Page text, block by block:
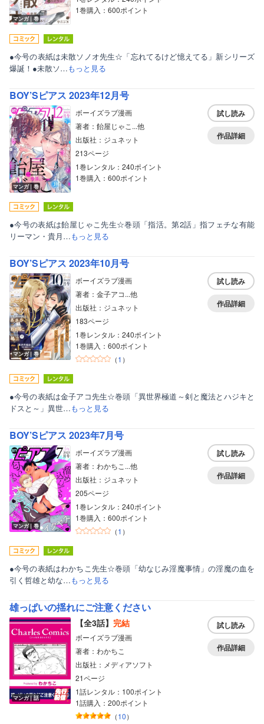
マンガ｜巻
1巻購入：600ポイント
●今号の表紙は未散ソノオ先生☆「忘れてるけど憶えてる」新シリーズ
爆誕！●未散ソ…もっと見る
BOY’Sピアス 2023年12月号
マンガ｜巻
ボーイズラブ漫画
著者：飴屋じゃこ...他
出版社：ジュネット
213ページ
1巻レンタル：240ポイント
1巻購入：600ポイント
試し読み
作品詳細
●今号の表紙は飴屋じゃこ先生☆巻頭「指活。第2話」指フェチな有能
リーマン・貴月…もっと見る
BOY’Sピアス 2023年10月号
マンガ｜巻
ボーイズラブ漫画
著者：金子アコ...他
出版社：ジュネット
183ページ
1巻レンタル：240ポイント
1巻購入：600ポイント
（1 ）
試し読み
作品詳細
●今号の表紙は金子アコ先生☆巻頭「異世界極道～剣と魔法とハジキと
ドスと～」異世…もっと見る
BOY’Sピアス 2023年7月号
マンガ｜巻
ボーイズラブ漫画
著者：わかちこ...他
出版社：ジュネット
205ページ
1巻レンタル：240ポイント
1巻購入：600ポイント
（1 ）
試し読み
作品詳細
●今号の表紙はわかちこ先生☆巻頭「幼なじみ淫魔事情」の淫魔の血を
引く哲雄と幼な…もっと見る
雄っぱいの揺れにご注意ください
マンガ｜話
【全3話】 完結
ボーイズラブ漫画
著者：わかちこ
出版社：メディアソフト
21ページ
1話レンタル：100ポイント
1話購入：200ポイント
（10）
試し読み
作品詳細